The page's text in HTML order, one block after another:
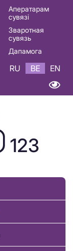
Аператарам
сувязі
Зваротная
сувязь
Дапамога
RU BE EN
123